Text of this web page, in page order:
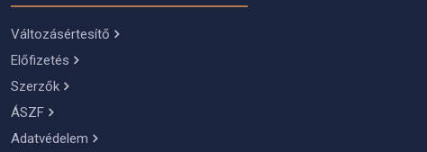
Változásértesítő
Előfizetés
Szerzők
ÁSZF
Adatvédelem